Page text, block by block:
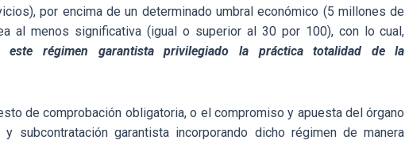
por encima de un determinado umbral económico (5 millones de
al menos significativa (igual o superior al 30 por 100), con lo cual,
este régimen garantista privilegiado la práctica totalidad de la
de comprobación obligatoria, o el compromiso y apuesta del órgano
subcontratación garantista incorporando dicho régimen de manera